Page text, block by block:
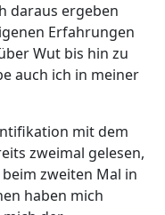
daraus ergeben
Erfahrungen
Wut bis hin zu
auch ich in meiner
mit dem
zweimal gelesen,
zweiten Mal in
haben mich